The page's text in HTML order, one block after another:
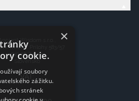
Ancient Wisdom s.r.o.,
Trnava, Prílohy 583/57
919 26 Zavar
VAT:
×
cookie.
soubory
zážitku.
stránek